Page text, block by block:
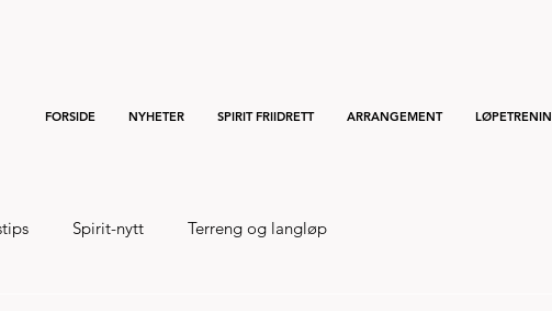
FORSIDE NYHETER SPIRIT FRIIDRETT ARRANGEMENT
Spirit-nytt Terreng og langløp